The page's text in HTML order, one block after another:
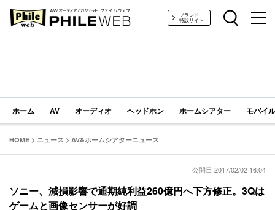
PHILE WEB｜AV/オーディオ/ガジェットブランド
特設サイト
ホーム AV オーディオ ヘッドホン ホームシアター モバイ
HOME > ニュース > AV&ホームシアターニュース
公開日 2017/02/02 16:04
ソニー、減損影響で通期純利益260億円へ下方修正。3Qは
ゲームと画像センサーが好調